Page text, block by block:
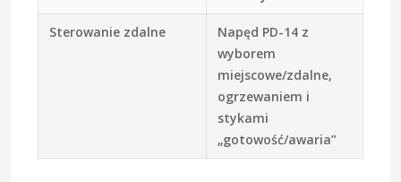
Sterowanie zdalne
Napęd PD-14 z
wyborem
miejscowe/zdalne,
ogrzewaniem i
stykami
„gotowość/awaria”